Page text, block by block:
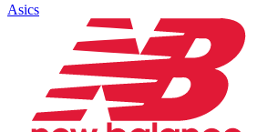
Asics